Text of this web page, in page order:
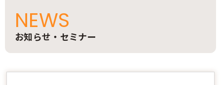
NEWS
お知らせ・セミナー